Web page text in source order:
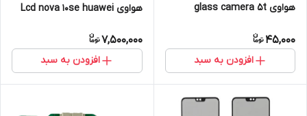
هواوی glass camera 5t
45,000
افزودن به سبد
هواوی Lcd nova 10se huawei
7,500,000
افزودن به سبد